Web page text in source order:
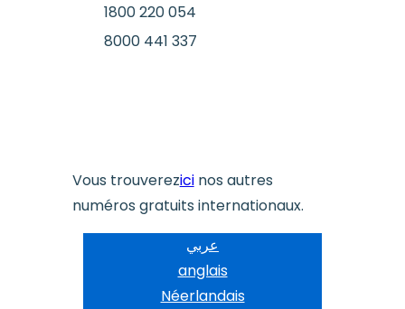
1800 220 054
8000 441 337
Vous trouverezicinos autres
numéros gratuits internationaux.
عربي
anglais
Néerlandais